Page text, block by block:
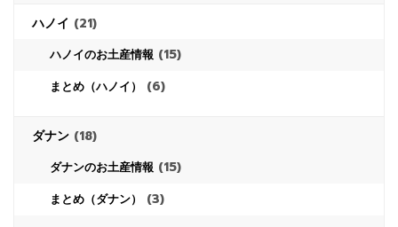
ハノイ (21)
ハノイのお土産情報 (15)
まとめ（ハノイ） (6)
ダナン (18)
ダナンのお土産情報 (15)
まとめ（ダナン） (3)